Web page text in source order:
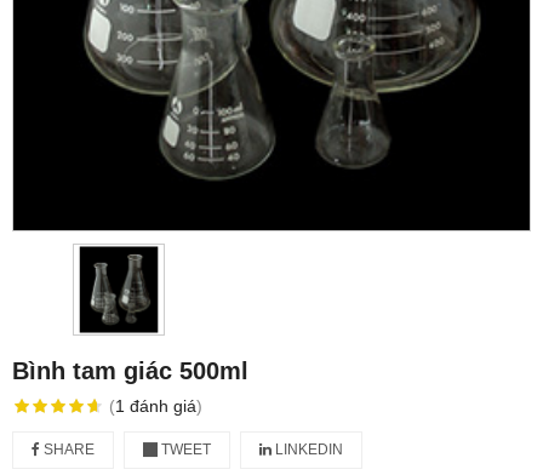
Bình tam giác 500ml
(1 đánh giá)
SHARE TWEET LINKEDIN